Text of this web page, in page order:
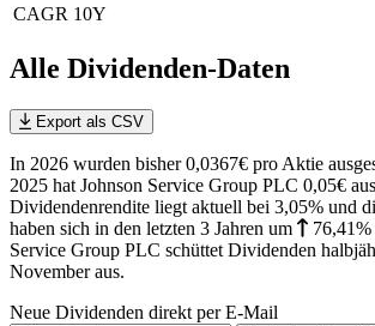
CAGR 10Y
Alle Dividenden-Daten
Export als CSV
In 2026 wurden bisher 0,0367€ pro Aktie
2025 hat Johnson Service Group PLC 0,05€
Dividendenrendite liegt aktuell bei 3,05% und
haben sich in den letzten 3 Jahren um 76,41%
Service Group PLC schüttet Dividenden
November aus.
Neue Dividenden direkt per E-Mail